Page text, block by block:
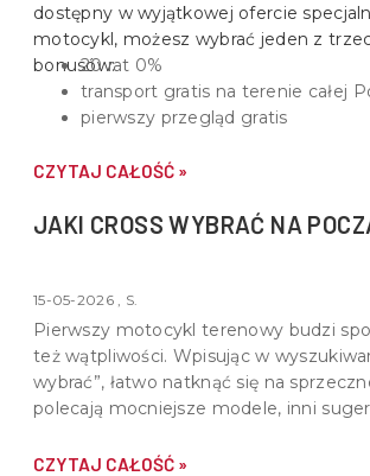
dostępny w wyjątkowej ofercie
motocykl, możesz wybrać jeden z
bonusów:20 rat 0%
transport gratis na terenie całej
pierwszy przegląd gratis
CZYTAJ CAŁOŚĆ »
JAKI CROSS WYBRAĆ NA
15-05-2026 , S.
Pierwszy motocykl terenowy budzi
też wątpliwości. Wpisując w
wybrać”, łatwo natknąć się na
polecają mocniejsze modele, inni
cross na start powinien być
CZYTAJ CAŁOŚĆ »